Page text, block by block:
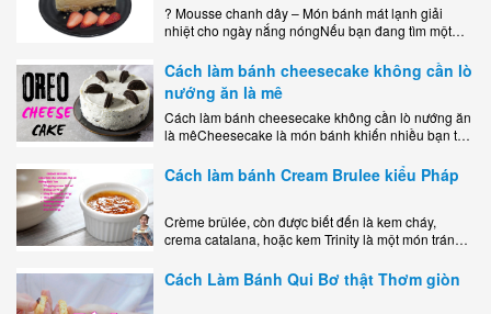
? Mousse chanh dây – Món bánh mát lạnh giải
nhiệt cho ngày nắng nóngNếu bạn đang tìm một
dễ..
Cách làm bánh cheesecake không cần lò
nướng ăn là mê
Cách làm bánh cheesecake không cần lò nướng ăn
là mêCheesecake là món bánh khiến nhiều bạn trẻ
kem..
Cách làm bánh Cream Brulee kiểu Pháp
Crème brûlée, còn được biết đến là kem cháy,
crema catalana, hoặc kem Trinity là một món tráng
lớp..
Cách Làm Bánh Qui Bơ thật Thơm giòn